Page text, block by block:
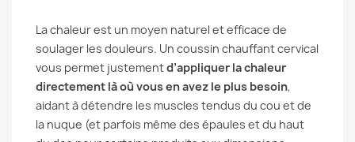
La chaleur est un moyen naturel et efficace de
soulager les douleurs. Un coussin chauffant cervical
vous permet justementd’appliquer la chaleur
directement là où vous en avez le plus besoin,
aidant à détendre les muscles tendus du cou et de
la nuque (et parfois même des épaules et du haut